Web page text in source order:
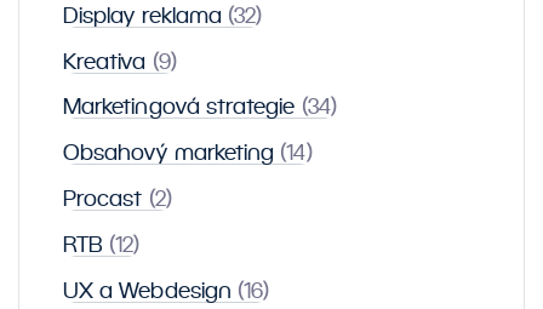
Display reklama (32)
Kreativa (9)
Marketingová strategie (34)
Obsahový marketing (14)
Procast (2)
RTB (12)
UX a Webdesign (16)